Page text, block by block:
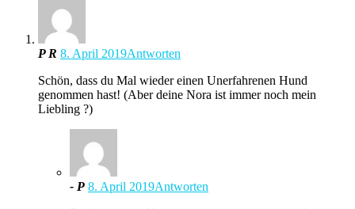
P R 8. April 2019Antworten
Schön, dass du Mal wieder einen Unerfahrenen Hund
genommen hast! (Aber deine Nora ist immer noch mein
Liebling ?)
- P 8. April 2019Antworten